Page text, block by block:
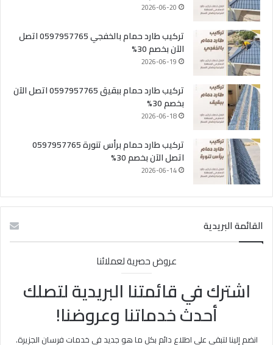
2026-06-20
تركيب طارد حمام بالخفجي 0597957765 اتصل
الآن بخصم 30%
2026-06-19
تركيب طارد حمام ببقيق 0597957765 اتصل الآن
بخصم 30%
2026-06-18
تركيب طارد حمام برأس تنورة 0597957765
اتصل الآن بخصم 30%
2026-06-14
القائمة البريدية
عروض حصرية لعملائنا
اشترك في قائمتنا البريدية لتصلك
أحدث خدماتنا وعروضنا!
انضم إلينا لتبقى على اطلاع دائم بكل ما هو جديد في خدمات فرسان الجزيرة.